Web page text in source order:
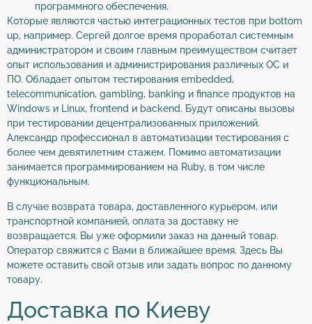
программного обеспечения.
Которые являются частью интеграционных тестов при bottom
up, например. Сергей долгое время проработал системным
администратором и своим главным преимуществом считает
опыт использования и администрирования различных OС и
ПО. Обладает опытом тестирования embedded,
telecommunication, gambling, banking и finance продуктов на
Windows и Linux, frontend и backend. Будут описаны вызовы
при тестировании децентрализованных приложений.
Александр профессионал в автоматизации тестирования с
более чем девятилетним стажем. Помимо автоматизации
занимается программированием на Ruby, в том числе
функциональным.
В случае возврата товара, доставленного курьером, или
транспортной компанией, оплата за доставку не
возвращается. Вы уже оформили заказ на данный товар.
Оператор свяжится с Вами в ближайшее время. Здесь Вы
можете оставить свой отзыв или задать вопрос по данному
товару.
Доставка по Киеву